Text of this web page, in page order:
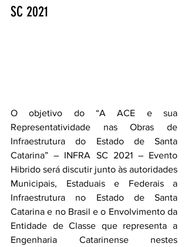
SC 2021
O objetivo do “A ACE e sua
Representatividade nas Obras de
Infraestrutura do Estado de Santa
Catarina” – INFRA SC 2021 – Evento
Hibrido será discutir junto às autoridades
Municipais, Estaduais e Federais a
Infraestrutura no Estado de Santa
Catarina e no Brasil e o Envolvimento da
Entidade de Classe que representa a
Engenharia Catarinense nestes